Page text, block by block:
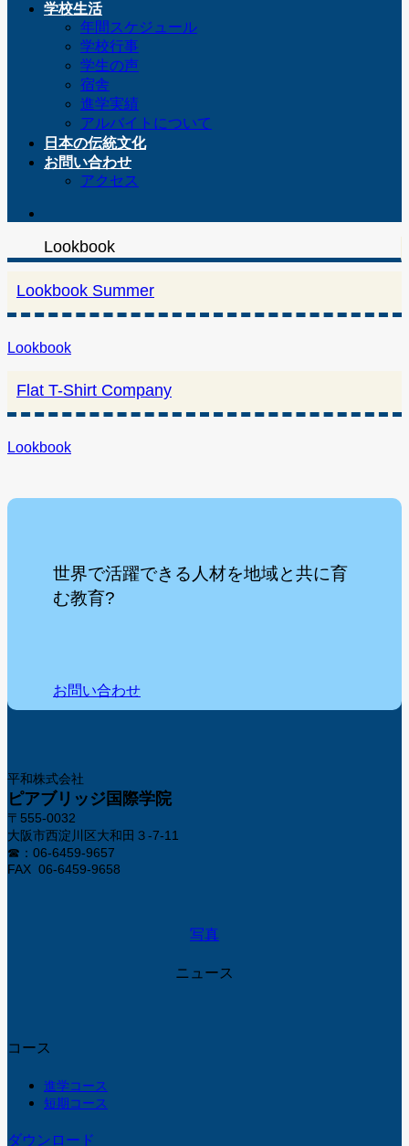
学校生活
年間スケジュール
学校行事
学生の声
宿舎
進学実績
アルバイトについて
日本の伝統文化
お問い合わせ
アクセス
Lookbook
Lookbook Summer
Lookbook
Flat T-Shirt Company
Lookbook
世界で活躍できる人材を地域と共に育
む教育?
お問い合わせ
平和株式会社
ピアブリッジ国際学院
〒555-0032
大阪市西淀川区大和田３-7-11
☎：06-6459-9657
FAX 06-6459-9658
写真
ニュース
コース
進学コース
短期コース
ダウンロード